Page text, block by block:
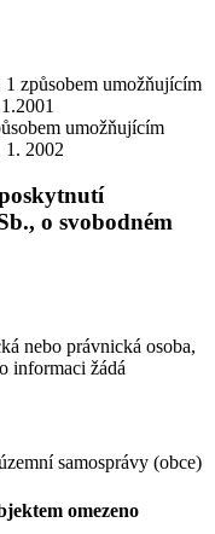
způsobem umožňujícím
umožňujícím
1. 2002
o svobodném
nebo právnická osoba,
informaci žádá
samosprávy (obce)
omezeno